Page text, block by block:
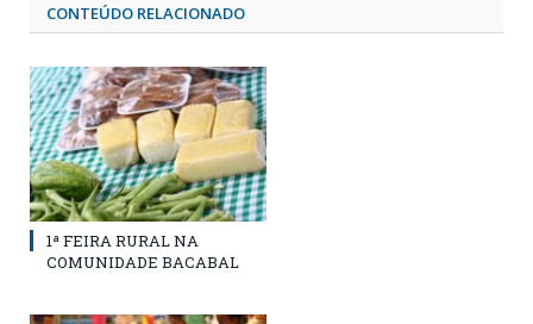
CONTEÚDO RELACIONADO
1ª FEIRA RURAL NA
COMUNIDADE BACABAL